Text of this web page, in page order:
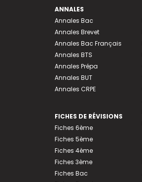
ANNALES
Annales Bac
Annales Brevet
Annales Bac Français
Annales BTS
Annales Prépa
Annales BUT
Annales CRPE
FICHES DE RÉVISIONS
Fiches 6ème
Fiches 5ème
Fiches 4ème
Fiches 3ème
Fiches Bac